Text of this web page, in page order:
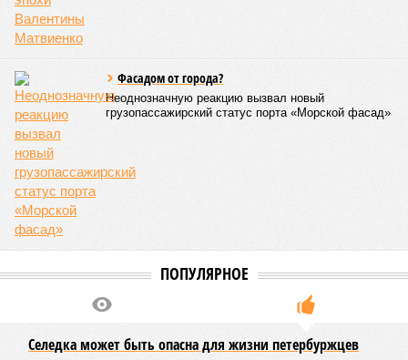
Фасадом от города?
Неоднозначную реакцию вызвал новый
грузопассажирский статус порта «Морской фасад»
ПОПУЛЯРНОЕ
Селедка может быть опасна для жизни петербуржцев